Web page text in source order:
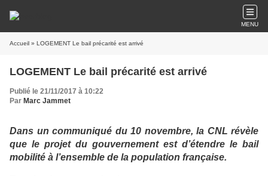
MENU
Accueil » LOGEMENT Le bail précarité est arrivé
LOGEMENT Le bail précarité est arrivé
Publié le 21/11/2017 à 10:22
Par Marc Jammet
Dans un communiqué du 10 novembre, la CNL révèle
que le projet du gouvernement est d’étendre le bail
mobilité à l’ensemble de la population française.